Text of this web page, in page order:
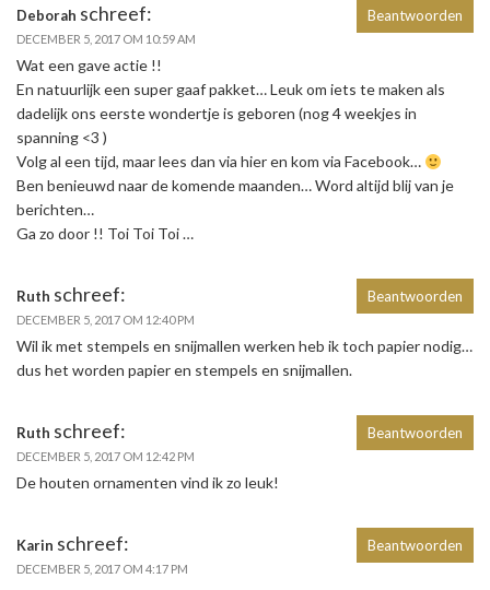
Deborah schreef:
DECEMBER 5, 2017 OM 10:59 AM
Wat een gave actie !!
En natuurlijk een super gaaf pakket… Leuk om iets te maken als
dadelijk ons eerste wondertje is geboren (nog 4 weekjes in
spanning <3 )
Volg al een tijd, maar lees dan via hier en kom via Facebook…
Ben benieuwd naar de komende maanden… Word altijd blij van je
berichten…
Ga zo door !! Toi Toi Toi …
Beantwoorden
Ruth schreef:
DECEMBER 5, 2017 OM 12:40 PM
Wil ik met stempels en snijmallen werken heb ik toch papier nodig…
dus het worden papier en stempels en snijmallen.
Beantwoorden
Ruth schreef:
DECEMBER 5, 2017 OM 12:42 PM
De houten ornamenten vind ik zo leuk!
Beantwoorden
Karin schreef:
DECEMBER 5, 2017 OM 4:17 PM
Beantwoorden